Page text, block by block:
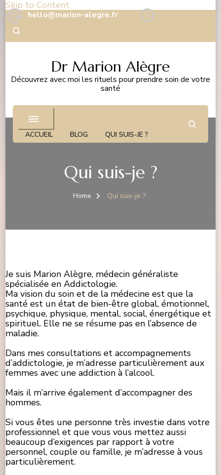
Skip to Content
hello@marion-alegre.fr
Dr Marion Alègre
Découvrez avec moi les rituels pour prendre soin de votre
santé
ACCUEIL BLOG QUI SUIS-JE ?
Qui suis-je ?
Home Qui suis-je ?
Je suis Marion Alègre, médecin généraliste
spécialisée en Addictologie.
Ma vision du soin et de la médecine est que la
santé est un état de bien-être global, émotionnel,
psychique, physique, mental, social, énergétique et
spirituel. Elle ne se résume pas en l’absence de
maladie.
Dans mes consultations et accompagnements
d’addictologie, je m’adresse particulièrement aux
femmes avec une addiction à l’alcool.
Mais il m’arrive également d’accompagner des
hommes.
Si vous êtes une personne très investie dans votre
professionnel et que vous vous mettez aussi
beaucoup d’exigences par rapport à votre
personnel, couple ou famille, je m’adresse à vous
particulièrement.